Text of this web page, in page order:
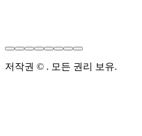
저작권 © . 모든 권리 보유.